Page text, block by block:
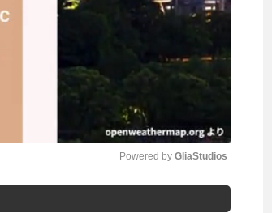
Powered by GliaStudios